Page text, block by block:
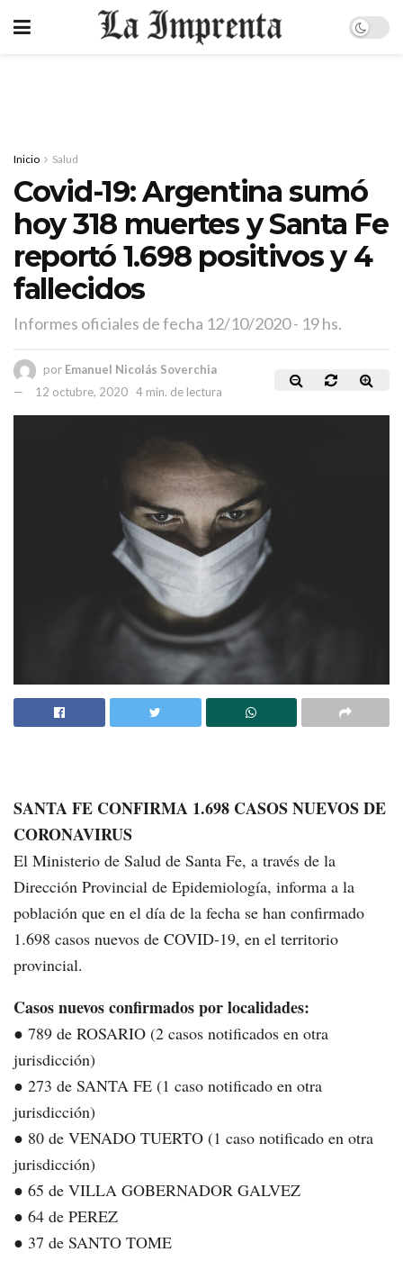
Inicio Salud
Covid-19: Argentina sumó
hoy 318 muertes y Santa Fe
reportó 1.698 positivos y 4
fallecidos
Informes oficiales de fecha 12/10/2020 - 19 hs.
por Emanuel Nicolás Soverchia
12 octubre, 2020 4 min. de lectura
SANTA FE CONFIRMA 1.698 CASOS NUEVOS DE
CORONAVIRUS
El Ministerio de Salud de Santa Fe, a través de la
Dirección Provincial de Epidemiología, informa a la
población que en el día de la fecha se han confirmado
1.698 casos nuevos de COVID-19, en el territorio
provincial.
Casos nuevos confirmados por localidades:
● 789 de ROSARIO (2 casos notificados en otra
jurisdicción)
● 273 de SANTA FE (1 caso notificado en otra
jurisdicción)
● 80 de VENADO TUERTO (1 caso notificado en otra
jurisdicción)
● 65 de VILLA GOBERNADOR GALVEZ
● 64 de PEREZ
● 37 de SANTO TOME